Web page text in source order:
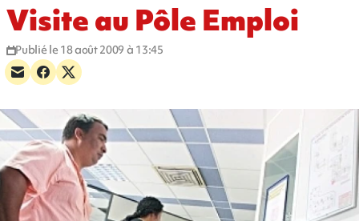
Visite au Pôle Emploi
Publié le 18 août 2009 à 13:45